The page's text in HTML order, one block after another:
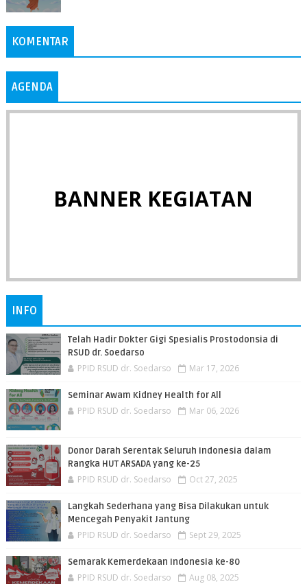
KOMENTAR
AGENDA
BANNER KEGIATAN
INFO
Telah Hadir Dokter Gigi Spesialis Prostodonsia di
RSUD dr. Soedarso
PPID RSUD dr. Soedarso Mar 17, 2026
Seminar Awam Kidney Health for All
PPID RSUD dr. Soedarso Mar 06, 2026
Donor Darah Serentak Seluruh Indonesia dalam
Rangka HUT ARSADA yang ke-25
PPID RSUD dr. Soedarso Oct 27, 2025
Langkah Sederhana yang Bisa Dilakukan untuk
Mencegah Penyakit Jantung
PPID RSUD dr. Soedarso Sept 29, 2025
Semarak Kemerdekaan Indonesia ke-80
PPID RSUD dr. Soedarso Aug 08, 2025